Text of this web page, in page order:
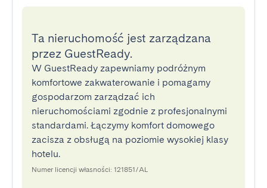
Ta nieruchomość jest zarządzana
przez GuestReady.
W GuestReady zapewniamy podróżnym
komfortowe zakwaterowanie i pomagamy
gospodarzom zarządzać ich
nieruchomościami zgodnie z profesjonalnymi
standardami. Łączymy komfort domowego
zacisza z obsługą na poziomie wysokiej klasy
hotelu.
Numer licencji własności: 121851/AL